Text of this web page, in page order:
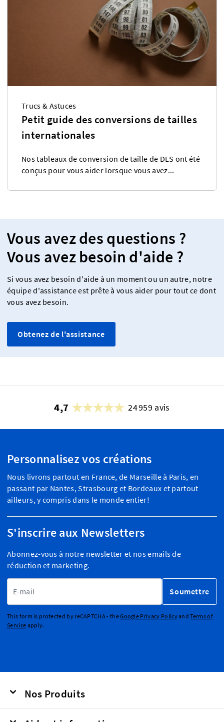
Trucs & Astuces
Petit guide des conversions de tailles
internationales
Nos tableaux de conversion de taille de DLS ont été
conçus pour vous aider lorsque vous avez...
Vous avez des questions ?
Vous avez besoin d'aide ?
Si vous avez besoin d'aide à un moment ou un autre, notre
équipe d'assistance est prête à vous aider pour tout ce dont
vous avez besoin.
Obtenez de l'assistance
4,7 24 959 avis
Personnalisez vos créations
Nous livrons partout en France, de Marseille à Paris, en
passant par Nantes, Strasbourg et Bordeaux et partout
ailleurs, y compris dans le monde entier!
S'inscrire aux Newsletters
Abonnez-vous à notre newsletter et nos emails de
réduction et marketing.
Soumettre
This form is protected by reCAPTCHA - theGoogle Privacy PolicyandTerms of
Service apply.
Nos Produits